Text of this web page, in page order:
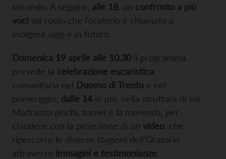
secondo. A seguire, alle 18 , un confronto a più
voci sul ruolo che l’oratorio è chiamato a
svolgere oggi e in futuro.
Domenica 19 aprile alle 10.30 il programma
prevede la celebrazione eucaristica
comunitaria nel Duomo di Trento e nel
pomeriggio, dalle 14 in poi, nella struttura di via
Madruzzo giochi, tornei e la merenda, per
chiudere con la proiezione di un video , che
ripercorre le diverse stagioni dell’Oratorio
attraverso immagini e testimonianze.